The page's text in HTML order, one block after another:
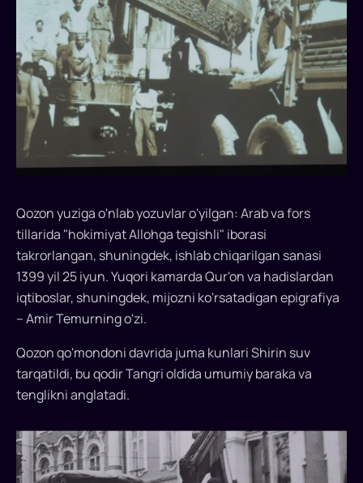
tiklanadi.
O'zbekistonda
XIV
asrda
uning
shaxsiy
buyrug'i
bilan
mashhur
Amir
Temur
qozonining
aniq
nusxasi
Qozon yuziga o'nlab yozuvlar o'yilgan: Arab va fors
tillarida "hokimiyat Allohga tegishli" iborasi
takrorlangan, shuningdek, ishlab chiqarilgan sanasi
1399 yil 25 iyun. Yuqori kamarda Qur'on va hadislardan
iqtiboslar, shuningdek, mijozni ko'rsatadigan epigrafiya
– Amir Temurning o'zi.
Qozon qo'mondoni davrida juma kunlari Shirin suv
tarqatildi, bu qodir Tangri oldida umumiy baraka va
tenglikni anglatadi.